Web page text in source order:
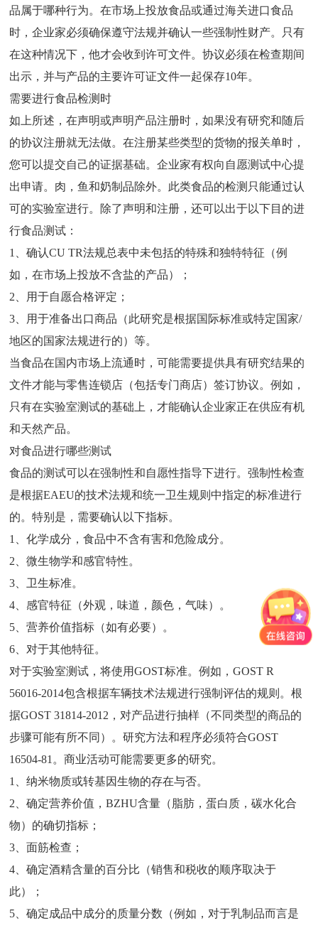
品属于哪种行为。在市场上投放食品或通过海关进口食品
时，企业家必须确保遵守法规并确认一些强制性财产。只有
在这种情况下，他才会收到许可文件。协议必须在检查期间
出示，并与产品的主要许可证文件一起保存10年。
需要进行食品检测时
如上所述，在声明或声明产品注册时，如果没有研究和随后
的协议注册就无法做。在注册某些类型的货物的报关单时，
您可以提交自己的证据基础。企业家有权向自愿测试中心提
出申请。肉，鱼和奶制品除外。此类食品的检测只能通过认
可的实验室进行。除了声明和注册，还可以出于以下目的进
行食品测试：
1、确认CU TR法规总表中未包括的特殊和独特特征（例
如，在市场上投放不含盐的产品）；
2、用于自愿合格评定；
3、用于准备出口商品（此研究是根据国际标准或特定国家/
地区的国家法规进行的）等。
当食品在国内市场上流通时，可能需要提供具有研究结果的
文件才能与零售连锁店（包括专门商店）签订协议。例如，
只有在实验室测试的基础上，才能确认企业家正在供应有机
和天然产品。
对食品进行哪些测试
食品的测试可以在强制性和自愿性指导下进行。强制性检查
是根据EAEU的技术法规和统一卫生规则中指定的标准进行
的。特别是，需要确认以下指标。
1、化学成分，食品中不含有害和危险成分。
2、微生物学和感官特性。
3、卫生标准。
4、感官特征（外观，味道，颜色，气味）。
5、营养价值指标（如有必要）。
6、对于其他特征。
对于实验室测试，将使用GOST标准。例如，GOST R
56016-2014包含根据车辆技术法规进行强制评估的规则。根
据GOST 31814-2012，对产品进行抽样（不同类型的商品的
步骤可能有所不同）。研究方法和程序必须符合GOST
16504-81。商业活动可能需要更多的研究。
1、纳米物质或转基因生物的存在与否。
2、确定营养价值，BZHU含量（脂肪，蛋白质，碳水化合
物）的确切指标；
3、面筋检查；
4、确定酒精含量的百分比（销售和税收的顺序取决于
此）；
5、确定成品中成分的质量分数（例如，对于乳制品而言是